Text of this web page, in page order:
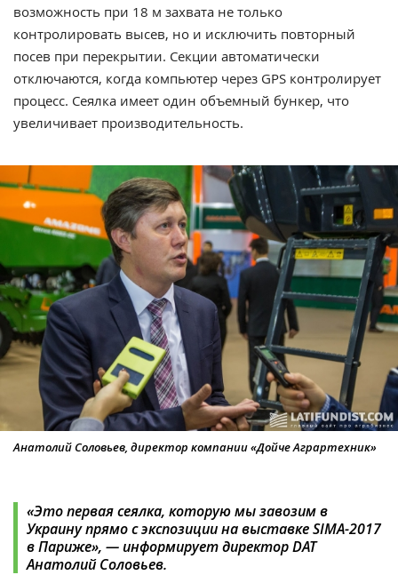
возможность при 18 м захвата не только
контролировать высев, но и исключить повторный
посев при перекрытии. Секции автоматически
отключаются, когда компьютер через GPS контролирует
процесс. Сеялка имеет один объемный бункер, что
увеличивает производительность.
Анатолий Соловьев, директор компании «Дойче Аграртехник»
«Это первая сеялка, которую мы завозим в
Украину прямо с экспозиции на выставке SIMA-2017
в Париже», — информирует директор DAT
Анатолий Соловьев.